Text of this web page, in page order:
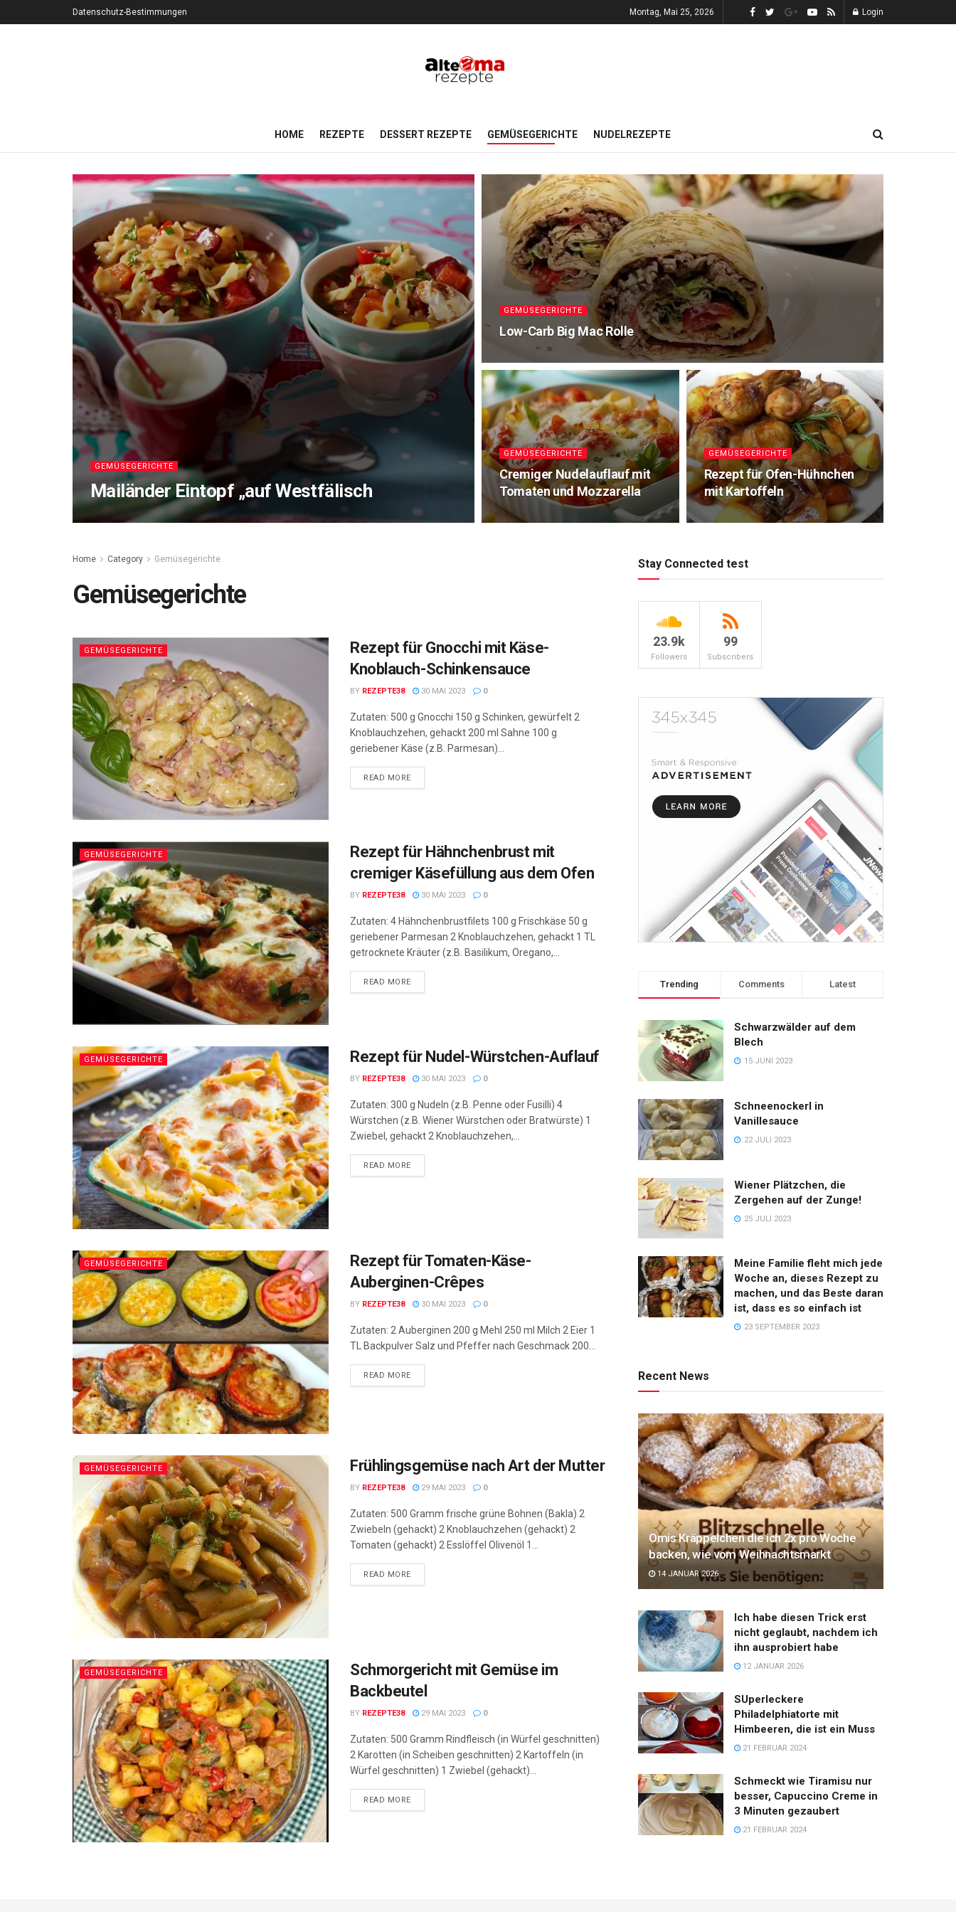
Datenschutz-Bestimmungen Montag, Mai 25, 2026 Login
HOME REZEPTE DESSERT REZEPTE GEMÜSEGERICHTE NUDELREZEPTE
GEMÜSEGERICHTE
Mailänder Eintopf „auf Westfälisch
GEMÜSEGERICHTE
Low-Carb Big Mac Rolle
GEMÜSEGERICHTE
Cremiger Nudelauflauf mit
Tomaten und Mozzarella
GEMÜSEGERICHTE
Rezept für Ofen-Hühnchen
mit Kartoffeln
Home Category Gemüsegerichte
Gemüsegerichte
GEMÜSEGERICHTE
Rezept für Gnocchi mit Käse-
Knoblauch-Schinkensauce
BY REZEPTE38 30 MAI 2023 0
Zutaten: 500 g Gnocchi 150 g Schinken, gewürfelt 2
Knoblauchzehen, gehackt 200 ml Sahne 100 g
geriebener Käse (z.B. Parmesan)...
READ MORE
GEMÜSEGERICHTE
Rezept für Hähnchenbrust mit
cremiger Käsefüllung aus dem Ofen
BY REZEPTE38 30 MAI 2023 0
Zutaten: 4 Hähnchenbrustfilets 100 g Frischkäse 50 g
geriebener Parmesan 2 Knoblauchzehen, gehackt 1 TL
getrocknete Kräuter (z.B. Basilikum, Oregano,...
READ MORE
GEMÜSEGERICHTE Rezept für Nudel-Würstchen-Auflauf
BY REZEPTE38 30 MAI 2023 0
Zutaten: 300 g Nudeln (z.B. Penne oder Fusilli) 4
Würstchen (z.B. Wiener Würstchen oder Bratwürste) 1
Zwiebel, gehackt 2 Knoblauchzehen,...
READ MORE
GEMÜSEGERICHTE
Rezept für Tomaten-Käse-
Auberginen-Crêpes
BY REZEPTE38 30 MAI 2023 0
Zutaten: 2 Auberginen 200 g Mehl 250 ml Milch 2 Eier 1
TL Backpulver Salz und Pfeffer nach Geschmack 200...
READ MORE
GEMÜSEGERICHTE Frühlingsgemüse nach Art der Mutter
BY REZEPTE38 29 MAI 2023 0
Zutaten: 500 Gramm frische grüne Bohnen (Bakla) 2
Zwiebeln (gehackt) 2 Knoblauchzehen (gehackt) 2
Tomaten (gehackt) 2 Esslöffel Olivenöl 1...
READ MORE
GEMÜSEGERICHTE
Schmorgericht mit Gemüse im
Backbeutel
BY REZEPTE38 29 MAI 2023 0
Zutaten: 500 Gramm Rindfleisch (in Würfel geschnitten)
2 Karotten (in Scheiben geschnitten) 2 Kartoffeln (in
Würfel geschnitten) 1 Zwiebel (gehackt)...
READ MORE
Stay Connected test
23.9k
Followers
99
Subscribers
Trending Comments Latest
Schwarzwälder auf dem
Blech
15 JUNI 2023
Schneenockerl in
Vanillesauce
22 JULI 2023
Wiener Plätzchen, die
Zergehen auf der Zunge!
25 JULI 2023
Meine Familie fleht mich jede
Woche an, dieses Rezept zu
machen, und das Beste daran
ist, dass es so einfach ist
23 SEPTEMBER 2023
Recent News
Omis Kräppelchen die ich 2x pro Woche
backen, wie vom Weihnachtsmarkt
14 JANUAR 2026
Ich habe diesen Trick erst
nicht geglaubt, nachdem ich
ihn ausprobiert habe
12 JANUAR 2026
SUperleckere
Philadelphiatorte mit
Himbeeren, die ist ein Muss
21 FEBRUAR 2024
Schmeckt wie Tiramisu nur
besser, Capuccino Creme in
3 Minuten gezaubert
21 FEBRUAR 2024